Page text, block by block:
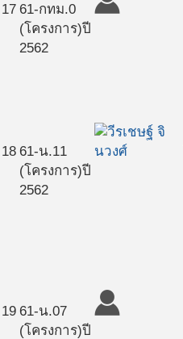
17 61-กทม.0
(โครงการ)ปี
2562
18 61-น.11
(โครงการ)ปี
2562
19 61-น.07
(โครงการ)ปี